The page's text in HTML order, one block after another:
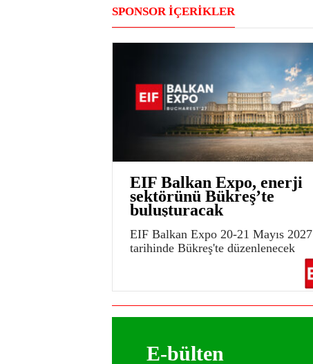
SPONSOR İÇERİKLER
EIF Balkan Expo, enerji
sektörünü Bükreş’te
buluşturacak
EIF Balkan Expo 20-21 Mayıs 2027
tarihinde Bükreş'te düzenlenecek
E-bülten